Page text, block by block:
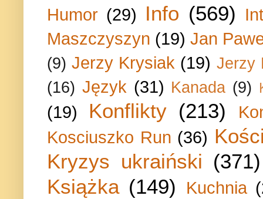
Humor (29) Info (569)
Maszczyszyn (19) Jan
(9) Jerzy Krysiak (19) Jerzy
(16) Język (31) Kanada (9)
(19) Konflikty (213)
Kosciuszko Run (36)
Kryzys ukraiński (371)
Książka (149) Kuchnia